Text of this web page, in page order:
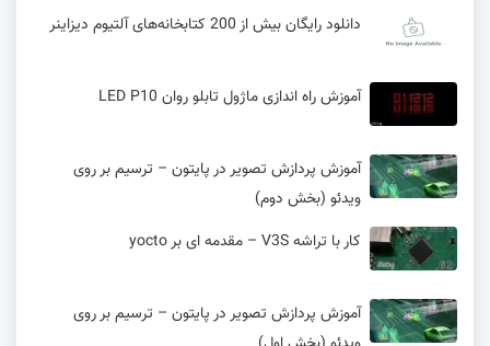
دانلود رایگان بیش از 200 کتابخانه‌های آلتیوم دیزاینر
آموزش راه اندازی ماژول تابلو روان LED P10
آموزش پردازش تصویر در پایتون – ترسیم بر روی
ویدئو (بخش دوم)
کار با تراشه V3S – مقدمه ای بر yocto
آموزش پردازش تصویر در پایتون – ترسیم بر روی